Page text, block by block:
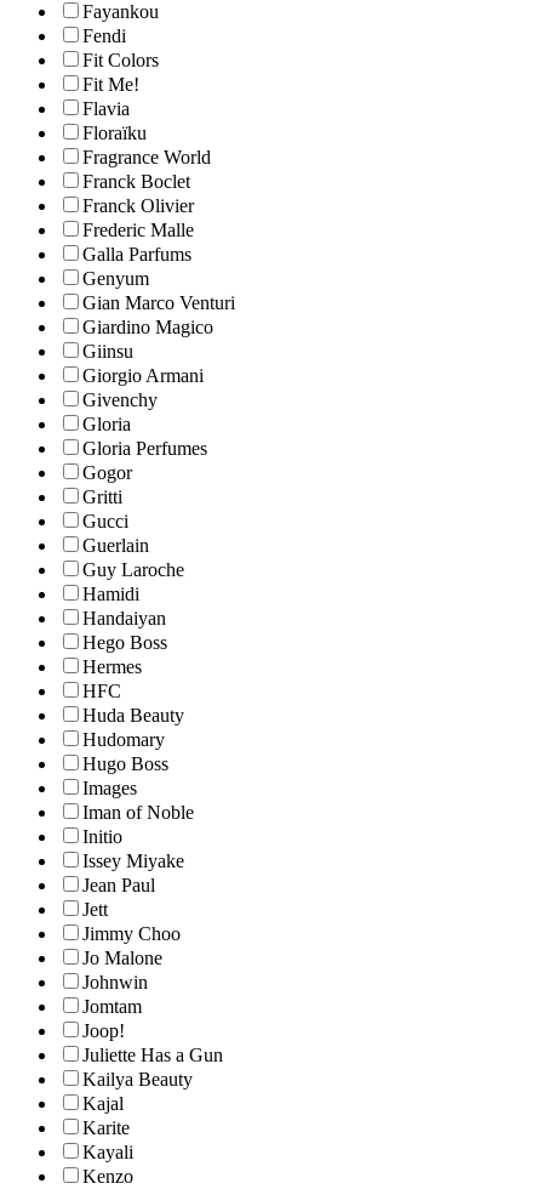
Fayankou
Fendi
Fit Colors
Fit Me!
Flavia
Floraïku
Fragrance World
Franck Boclet
Franck Olivier
Frederic Malle
Galla Parfums
Genyum
Gian Marco Venturi
Giardino Magico
Giinsu
Giorgio Armani
Givenchy
Gloria
Gloria Perfumes
Gogor
Gritti
Gucci
Guerlain
Guy Laroche
Hamidi
Handaiyan
Hego Boss
Hermes
HFC
Huda Beauty
Hudomary
Hugo Boss
Images
Iman of Noble
Initio
Issey Miyake
Jean Paul
Jett
Jimmy Choo
Jo Malone
Johnwin
Jomtam
Joop!
Juliette Has a Gun
Kailya Beauty
Kajal
Karite
Kayali
Kenzo